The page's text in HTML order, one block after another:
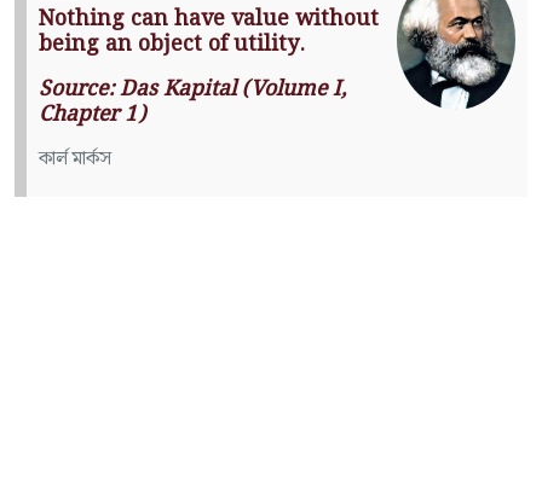
Nothing can have value without
being an object of utility.
Source: Das Kapital (Volume I,
Chapter 1)
কার্ল মার্কস